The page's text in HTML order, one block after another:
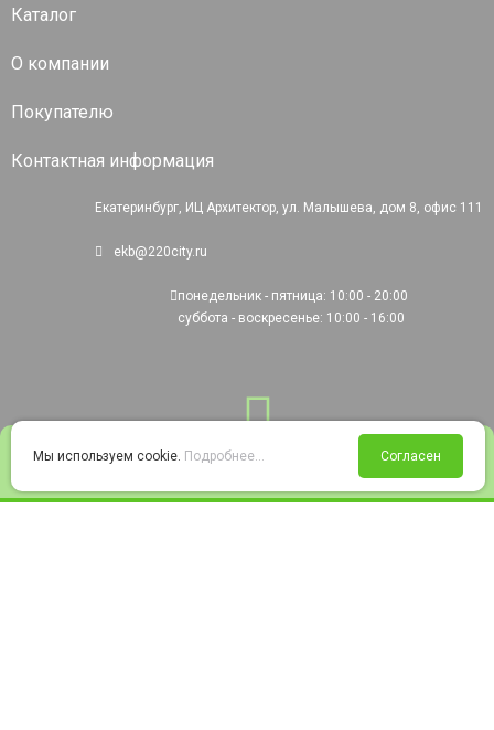
Войти Избранное Корзина
Каталог
О компании
Покупателю
Контактная информация
Екатеринбург, ИЦ Архитектор, ул. Малышева, дом 8, офис 111
ekb@220city.ru
понедельник - пятница: 10:00 - 20:00
суббота - воскресенье: 10:00 - 16:00
Мы используем cookie. Подробнее... Согласен